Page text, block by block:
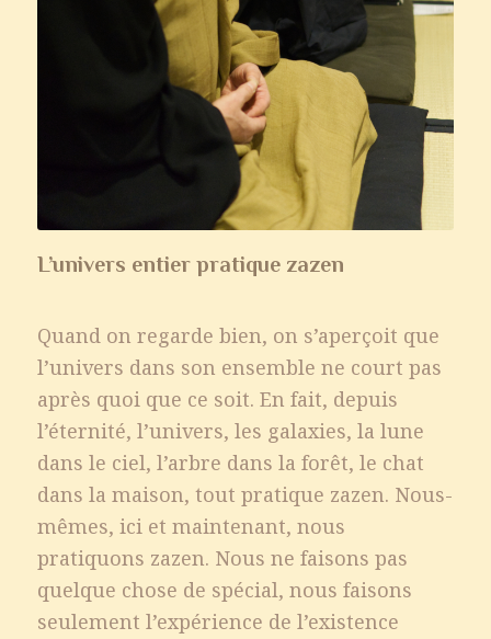
L’univers entier pratique zazen
Quand on regarde bien, on s’aperçoit que
l’univers dans son ensemble ne court pas
après quoi que ce soit. En fait, depuis
l’éternité, l’univers, les galaxies, la lune
dans le ciel, l’arbre dans la forêt, le chat
dans la maison, tout pratique zazen. Nous-
mêmes, ici et maintenant, nous
pratiquons zazen. Nous ne faisons pas
quelque chose de spécial, nous faisons
seulement l’expérience de l’existence